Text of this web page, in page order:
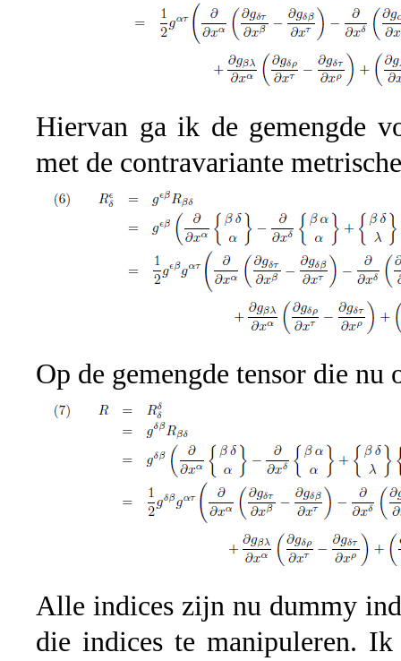
Hiervan ga ik de gemengde
met de contravariante
Op de gemengde tensor die
Alle indices zijn nu dummy
die indices te manipuleren.